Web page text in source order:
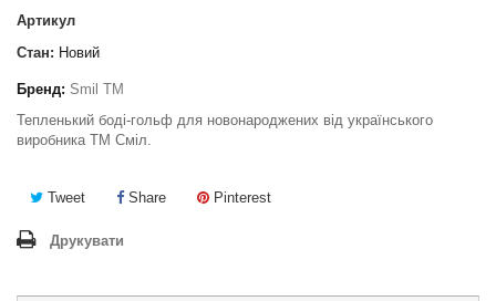
Артикул
Стан: Новий
Бренд: Smil TM
Тепленький боді-гольф для новонароджених від українського
виробника ТМ Сміл.
Tweet Share Pinterest
Друкувати